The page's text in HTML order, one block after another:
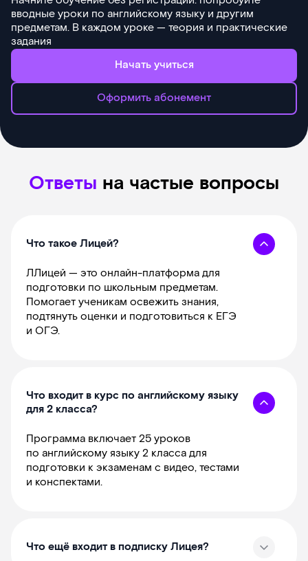
вводные уроки по английскому языку и другим
предметам. В каждом уроке — теория и практические
задания
Начать учиться
Оформить абонемент
Ответы на частые вопросы
Что такое Лицей?
ЛЛицей — это онлайн-платформа для
подготовки по школьным предметам.
Помогает ученикам освежить знания,
подтянуть оценки и подготовиться к ЕГЭ
и ОГЭ.
Что входит в курс по английскому языку
для 2 класса?
Программа включает 25 уроков
по английскому языку 2 класса для
подготовки к экзаменам с видео, тестами
и конспектами.
Что ещё входит в подписку Лицея?